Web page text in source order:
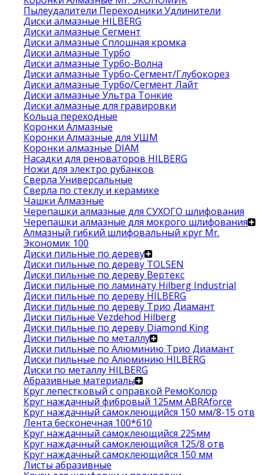
Пылеудалители Переходники Удлинители
Диски алмазные HILBERG
Диски алмазные Сегмент
Диски алмазные Сплошная кромка
Диски алмазные Турбо
Диски алмазные Турбо-Волна
Диски алмазные Турбо-Сегмент/Глубокорез
Диски алмазные Турбо/Сегмент Лайт
Диски алмазные Ультра Тонкие
Диски алмазные для гравировки
Кольца переходные
Коронки Алмазные
Коронки Алмазные для УШМ
Коронки алмазные DIAM
Насадки для реноваторов HILBERG
Ножи для электро рубанков
Сверла Универсальные
Сверла по стеклу и керамике
Чашки Алмазные
Черепашки алмазные для СУХОГО шлифования
Черепашки алмазные для мокрого шлифования
Алмазный гибкий шлифовальный круг Mr.
Экономик 100
Диски пильные по дереву
Диски пильные по дереву TOLSEN
Диски пильные по дереву Вертекс
Диски пильные по ламинату Hilberg Industrial
Диски пильные по дереву HILBERG
Диски пильные по дереву Трио Диамант
Диски пильные Vezdehod Hilberg
Диски пильные по дереву Diamond King
Диски пильные по металлу
Диски пильные по Алюминию Трио Диамант
Диски пильные по Алюминию HILBERG
Диски по металлу HILBERG
Абразивные материалы
Круг лепестковый с оправкой РемоКолор
Круг наждачный фибровый 125мм ABRAforce
Круг наждачный самоклеющийся 150 мм/8-15 отв
Лента бесконечная 100*610
Круг наждачный самоклеющийся 225мм
Круг наждачный самоклеющийся 125/8 отв
Круг наждачный самоклеющийся 150 мм
Листы абразивные